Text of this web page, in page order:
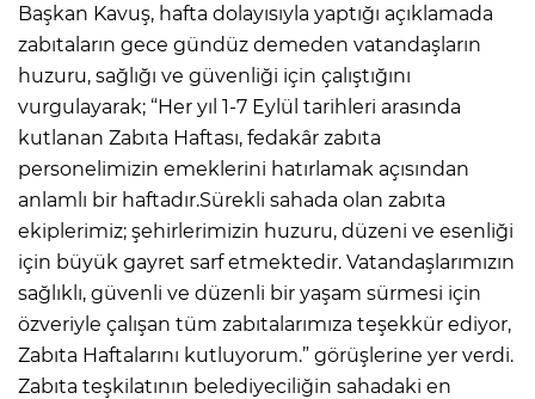
Başkan Kavuş, hafta dolayısıyla yaptığı açıklamada
zabıtaların gece gündüz demeden vatandaşların
huzuru, sağlığı ve güvenliği için çalıştığını
vurgulayarak; “Her yıl 1-7 Eylül tarihleri arasında
kutlanan Zabıta Haftası, fedakâr zabıta
personelimizin emeklerini hatırlamak açısından
anlamlı bir haftadır.Sürekli sahada olan zabıta
ekiplerimiz; şehirlerimizin huzuru, düzeni ve esenliği
için büyük gayret sarf etmektedir. Vatandaşlarımızın
sağlıklı, güvenli ve düzenli bir yaşam sürmesi için
özveriyle çalışan tüm zabıtalarımıza teşekkür ediyor,
Zabıta Haftalarını kutluyorum.” görüşlerine yer verdi.
Zabıta teşkilatının belediyeciliğin sahadaki en